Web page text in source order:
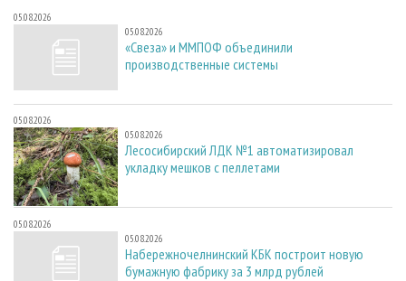
05.08.2026
05.08.2026
«Свеза» и ММПОФ объединили
производственные системы
05.08.2026
05.08.2026
Лесосибирский ЛДК №1 автоматизировал
укладку мешков с пеллетами
05.08.2026
05.08.2026
Набережночелнинский КБК построит новую
бумажную фабрику за 3 млрд рублей